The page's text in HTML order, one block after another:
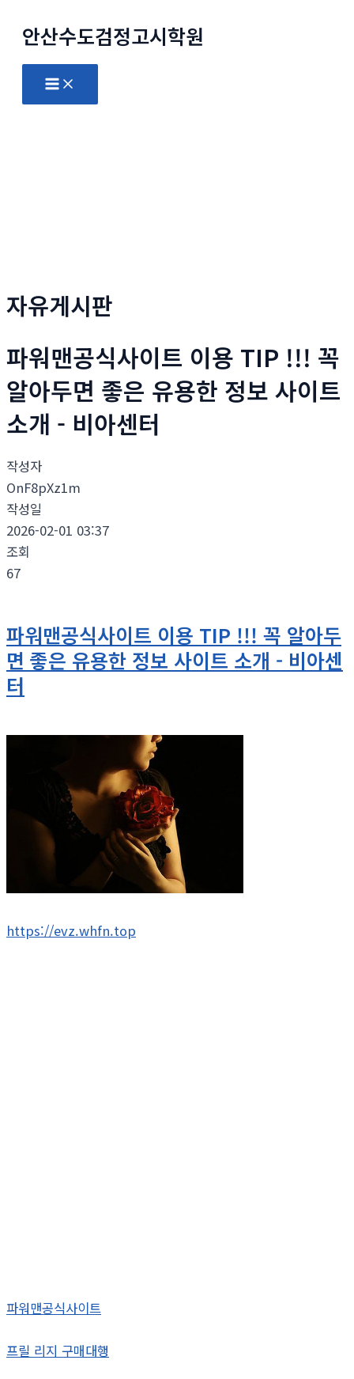
안산수도검정고시학원
Main
Menu
자유게시판
파워맨공식사이트 이용 TIP !!! 꼭
알아두면 좋은 유용한 정보 사이트
소개 - 비아센터
작성자
OnF8pXz1m
작성일
2026-02-01 03:37
조회
67
파워맨공식사이트 이용 TIP !!! 꼭 알아두
면 좋은 유용한 정보 사이트 소개 - 비아센
터
https://evz.whfn.top
파워맨공식사이트
프릴 리지 구매대행